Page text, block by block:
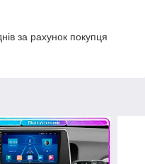
за рахунок покупця